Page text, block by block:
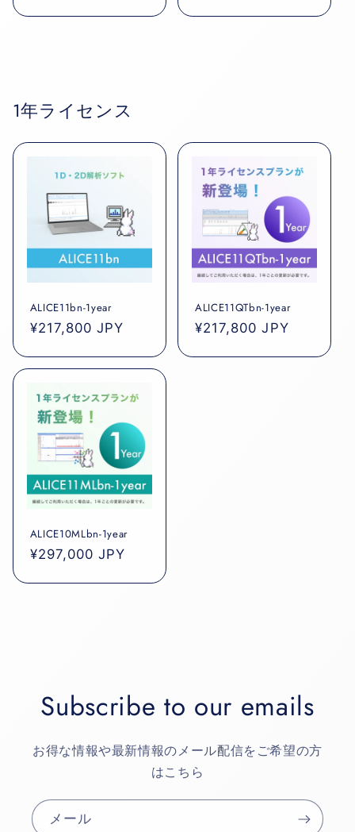
1年ライセンス
ALICE11bn-1year
通
価
¥217,800 JPY
ALICE11QTbn-1year
通
¥217,800 JPY
ALICE10MLbn-1year
通
¥297,000 JPY
Subscribe to our emails
お得な情報や最新情報のメール配信をご希望の方
はこちら
メール